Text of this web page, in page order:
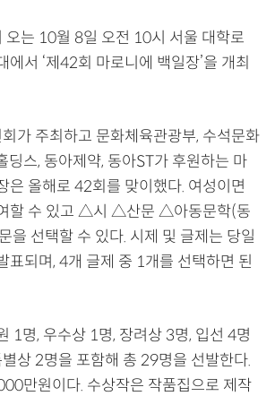
오는 10월 8일 오전 10시 서울 대학로
에서 ‘제42회 마로니에 백일장’을 개최
가 주최하고 문화체육관광부, 수석문화
딩스, 동아제약, 동아ST가 후원하는 마
은 올해로 42회를 맞이했다. 여성이면
할 수 있고 △시 △산문 △아동문학(동
을 선택할 수 있다. 시제 및 글제는 당일
표되며, 4개 글제 중 1개를 선택하면 된
1명, 우수상 1명, 장려상 3명, 입선 4명
상 2명을 포함해 총 29명을 선발한다.
만원이다. 수상작은 작품집으로 제작